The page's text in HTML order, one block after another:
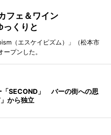
フェ＆ワイン
くりと
（エスケイピズム）」（松本市
プンした。
「SECOND」 バーの街への思
から独立